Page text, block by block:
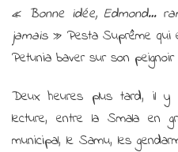
« Bonne idée, Edmond…
jamais» Pesta Suprême qui
Petunia baver sur son peignoir
Deux heures plus tard, il
lecture, entre la Smala en
municipal, le Samu, les